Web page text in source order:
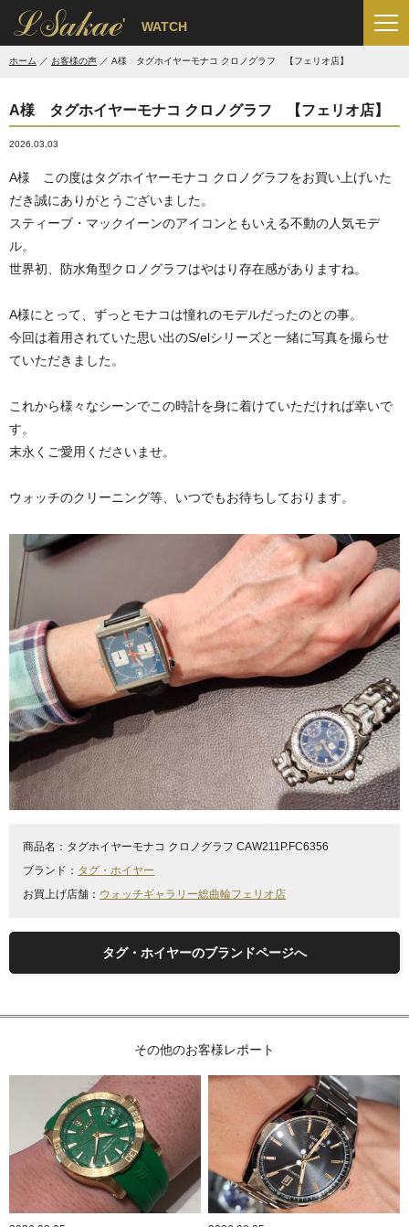
' WATCH
ホーム お客様の声 A様 タグホイヤーモナコ クロノグラフ 【フェリオ店】
A様 タグホイヤーモナコ クロノグラフ 【フェリオ店】
2026.03.03
A様 この度はタグホイヤーモナコ クロノグラフをお買い上げいた
だき誠にありがとうございました。
スティーブ・マックイーンのアイコンともいえる不動の人気モデ
ル。
世界初、防水角型クロノグラフはやはり存在感がありますね。
A様にとって、ずっとモナコは憧れのモデルだったのとの事。
今回は着用されていた思い出のS/elシリーズと一緒に写真を撮らせ
ていただきました。
これから様々なシーンでこの時計を身に着けていただければ幸いで
す。
末永くご愛用くださいませ。
ウォッチのクリーニング等、いつでもお待ちしております。
商品名： タグホイヤーモナコ クロノグラフ CAW211P.FC6356
ブランド： タグ・ホイヤー
お買上げ店舗： ウォッチギャラリー総曲輪フェリオ店
タグ・ホイヤーのブランドページへ
その他のお客様レポート